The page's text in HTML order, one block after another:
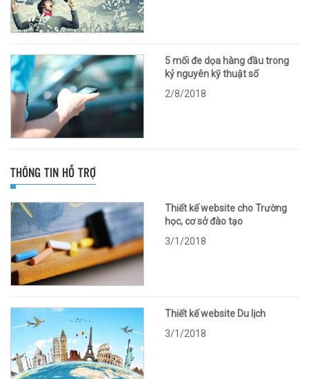
5 mối đe dọa hàng đầu trong
kỷ nguyên kỹ thuật số
2/8/2018
THÔNG TIN HỖ TRỢ
Thiết kế website cho Trường
học, cơ sở đào tạo
3/1/2018
Thiết kế website Du lịch
3/1/2018